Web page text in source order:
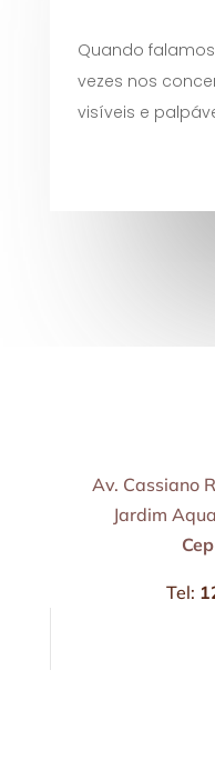
Quando
vezes nos
visíveis e
Av. Cassiano
Jardim
Tel: